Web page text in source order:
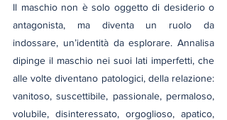
Il maschio non è solo oggetto di desiderio o
antagonista, ma diventa un ruolo da
indossare, un’identità da esplorare. Annalisa
dipinge il maschio nei suoi lati imperfetti, che
alle volte diventano patologici, della relazione:
vanitoso, suscettibile, passionale, permaloso,
volubile, disinteressato, orgoglioso, apatico,